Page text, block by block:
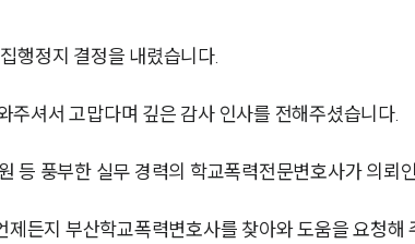
행정지 결정을 내렸습니다.
셔서 고맙다며 깊은 감사 인사를 전해주셨습니다.
등 풍부한 실무 경력의 학교폭력전문변호사가 의뢰
든지 부산학교폭력변호사를 찾아와 도움을 요청해